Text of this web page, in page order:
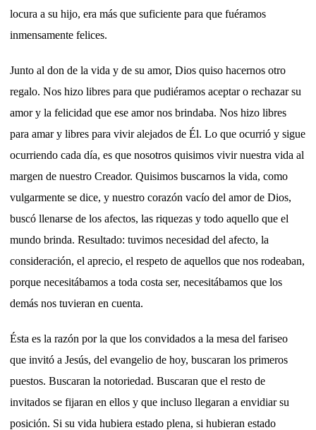
locura a su hijo, era más que suficiente para que fuéramos
inmensamente felices.
Junto al don de la vida y de su amor, Dios quiso hacernos otro
regalo. Nos hizo libres para que pudiéramos aceptar o rechazar su
amor y la felicidad que ese amor nos brindaba. Nos hizo libres
para amar y libres para vivir alejados de Él. Lo que ocurrió y sigue
ocurriendo cada día, es que nosotros quisimos vivir nuestra vida al
margen de nuestro Creador. Quisimos buscarnos la vida, como
vulgarmente se dice, y nuestro corazón vacío del amor de Dios,
buscó llenarse de los afectos, las riquezas y todo aquello que el
mundo brinda. Resultado: tuvimos necesidad del afecto, la
consideración, el aprecio, el respeto de aquellos que nos rodeaban,
porque necesitábamos a toda costa ser, necesitábamos que los
demás nos tuvieran en cuenta.
Ésta es la razón por la que los convidados a la mesa del fariseo
que invitó a Jesús, del evangelio de hoy, buscaran los primeros
puestos. Buscaran la notoriedad. Buscaran que el resto de
invitados se fijaran en ellos y que incluso llegaran a envidiar su
posición. Si su vida hubiera estado plena, si hubieran estado